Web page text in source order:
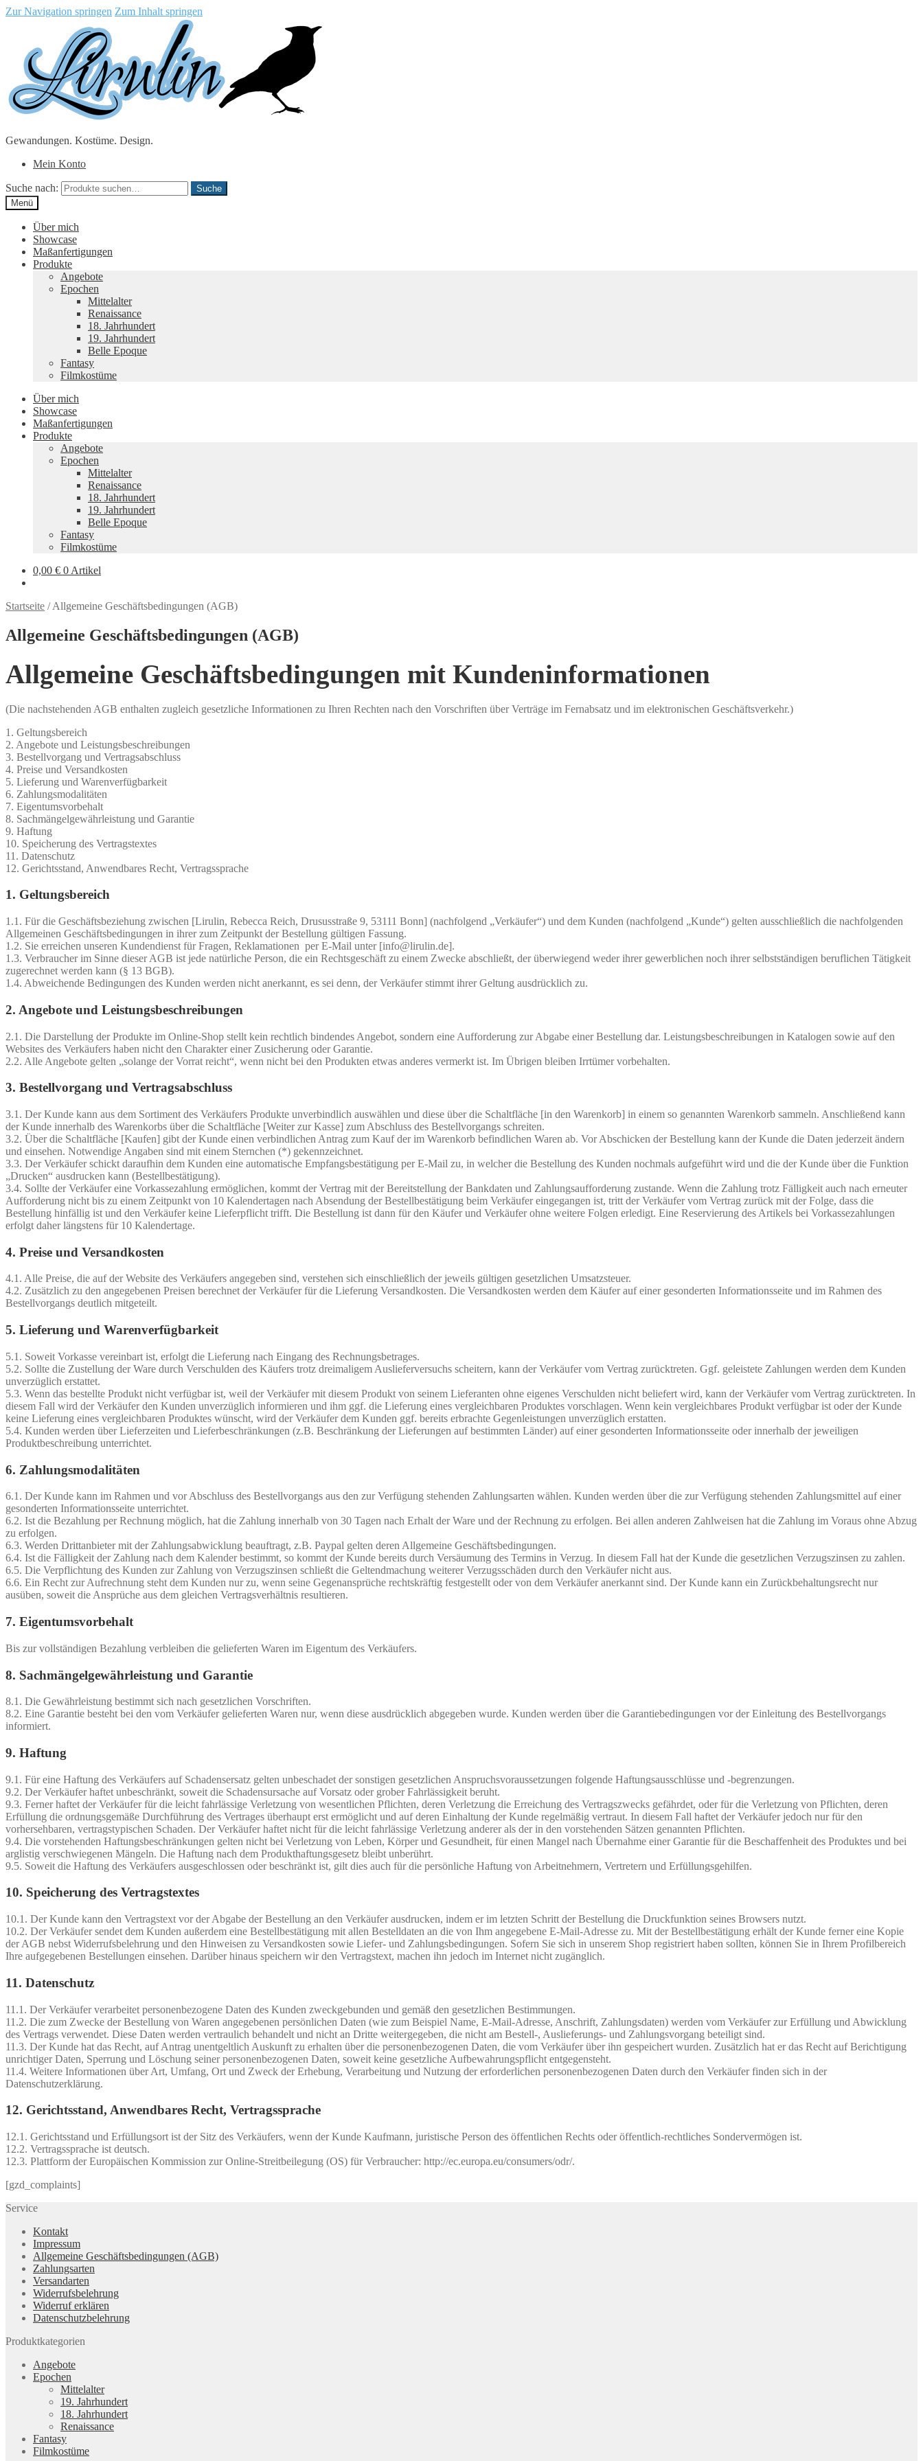
Zur Navigation springen Zum Inhalt springen
Gewandungen. Kostüme. Design.
Mein Konto
Suche nach:
Suche
Menü
Über mich
Showcase
Maßanfertigungen
Produkte
Angebote
Epochen
Mittelalter
Renaissance
18. Jahrhundert
19. Jahrhundert
Belle Epoque
Fantasy
Filmkostüme
Über mich
Showcase
Maßanfertigungen
Produkte
Angebote
Epochen
Mittelalter
Renaissance
18. Jahrhundert
19. Jahrhundert
Belle Epoque
Fantasy
Filmkostüme
0,00 € 0 Artikel
Startseite /Allgemeine Geschäftsbedingungen (AGB)
Allgemeine Geschäftsbedingungen (AGB)
Allgemeine Geschäftsbedingungen mit Kundeninformationen
(Die nachstehenden AGB enthalten zugleich gesetzliche Informationen zu Ihren Rechten nach den Vorschriften über Verträge im Fernabsatz und im elektronischen Geschäftsverkehr.)
1. Geltungsbereich
2. Angebote und Leistungsbeschreibungen
3. Bestellvorgang und Vertragsabschluss
4. Preise und Versandkosten
5. Lieferung und Warenverfügbarkeit
6. Zahlungsmodalitäten
7. Eigentumsvorbehalt
8. Sachmängelgewährleistung und Garantie
9. Haftung
10. Speicherung des Vertragstextes
11. Datenschutz
12. Gerichtsstand, Anwendbares Recht, Vertragssprache
1. Geltungsbereich
1.1. Für die Geschäftsbeziehung zwischen [Lirulin, Rebecca Reich, Drususstraße 9, 53111 Bonn] (nachfolgend „Verkäufer“) und dem Kunden (nachfolgend „Kunde“) gelten ausschließlich die nachfolgenden
Allgemeinen Geschäftsbedingungen in ihrer zum Zeitpunkt der Bestellung gültigen Fassung.
1.2. Sie erreichen unseren Kundendienst für Fragen, Reklamationen per E-Mail unter [info@lirulin.de].
1.3. Verbraucher im Sinne dieser AGB ist jede natürliche Person, die ein Rechtsgeschäft zu einem Zwecke abschließt, der überwiegend weder ihrer gewerblichen noch ihrer selbstständigen beruflichen Tätigkeit
zugerechnet werden kann (§ 13 BGB).
1.4. Abweichende Bedingungen des Kunden werden nicht anerkannt, es sei denn, der Verkäufer stimmt ihrer Geltung ausdrücklich zu.
2. Angebote und Leistungsbeschreibungen
2.1. Die Darstellung der Produkte im Online-Shop stellt kein rechtlich bindendes Angebot, sondern eine Aufforderung zur Abgabe einer Bestellung dar. Leistungsbeschreibungen in Katalogen sowie auf den
Websites des Verkäufers haben nicht den Charakter einer Zusicherung oder Garantie.
2.2. Alle Angebote gelten „solange der Vorrat reicht“, wenn nicht bei den Produkten etwas anderes vermerkt ist. Im Übrigen bleiben Irrtümer vorbehalten.
3. Bestellvorgang und Vertragsabschluss
3.1. Der Kunde kann aus dem Sortiment des Verkäufers Produkte unverbindlich auswählen und diese über die Schaltfläche [in den Warenkorb] in einem so genannten Warenkorb sammeln. Anschließend kann
der Kunde innerhalb des Warenkorbs über die Schaltfläche [Weiter zur Kasse] zum Abschluss des Bestellvorgangs schreiten.
3.2. Über die Schaltfläche [Kaufen] gibt der Kunde einen verbindlichen Antrag zum Kauf der im Warenkorb befindlichen Waren ab. Vor Abschicken der Bestellung kann der Kunde die Daten jederzeit ändern
und einsehen. Notwendige Angaben sind mit einem Sternchen (*) gekennzeichnet.
3.3. Der Verkäufer schickt daraufhin dem Kunden eine automatische Empfangsbestätigung per E-Mail zu, in welcher die Bestellung des Kunden nochmals aufgeführt wird und die der Kunde über die Funktion
„Drucken“ ausdrucken kann (Bestellbestätigung).
3.4. Sollte der Verkäufer eine Vorkassezahlung ermöglichen, kommt der Vertrag mit der Bereitstellung der Bankdaten und Zahlungsaufforderung zustande. Wenn die Zahlung trotz Fälligkeit auch nach erneuter
Aufforderung nicht bis zu einem Zeitpunkt von 10 Kalendertagen nach Absendung der Bestellbestätigung beim Verkäufer eingegangen ist, tritt der Verkäufer vom Vertrag zurück mit der Folge, dass die
Bestellung hinfällig ist und den Verkäufer keine Lieferpflicht trifft. Die Bestellung ist dann für den Käufer und Verkäufer ohne weitere Folgen erledigt. Eine Reservierung des Artikels bei Vorkassezahlungen
erfolgt daher längstens für 10 Kalendertage.
4. Preise und Versandkosten
4.1. Alle Preise, die auf der Website des Verkäufers angegeben sind, verstehen sich einschließlich der jeweils gültigen gesetzlichen Umsatzsteuer.
4.2. Zusätzlich zu den angegebenen Preisen berechnet der Verkäufer für die Lieferung Versandkosten. Die Versandkosten werden dem Käufer auf einer gesonderten Informationsseite und im Rahmen des
Bestellvorgangs deutlich mitgeteilt.
5. Lieferung und Warenverfügbarkeit
5.1. Soweit Vorkasse vereinbart ist, erfolgt die Lieferung nach Eingang des Rechnungsbetrages.
5.2. Sollte die Zustellung der Ware durch Verschulden des Käufers trotz dreimaligem Auslieferversuchs scheitern, kann der Verkäufer vom Vertrag zurücktreten. Ggf. geleistete Zahlungen werden dem Kunden
unverzüglich erstattet.
5.3. Wenn das bestellte Produkt nicht verfügbar ist, weil der Verkäufer mit diesem Produkt von seinem Lieferanten ohne eigenes Verschulden nicht beliefert wird, kann der Verkäufer vom Vertrag zurücktreten. In
diesem Fall wird der Verkäufer den Kunden unverzüglich informieren und ihm ggf. die Lieferung eines vergleichbaren Produktes vorschlagen. Wenn kein vergleichbares Produkt verfügbar ist oder der Kunde
keine Lieferung eines vergleichbaren Produktes wünscht, wird der Verkäufer dem Kunden ggf. bereits erbrachte Gegenleistungen unverzüglich erstatten.
5.4. Kunden werden über Lieferzeiten und Lieferbeschränkungen (z.B. Beschränkung der Lieferungen auf bestimmten Länder) auf einer gesonderten Informationsseite oder innerhalb der jeweiligen
Produktbeschreibung unterrichtet.
6. Zahlungsmodalitäten
6.1. Der Kunde kann im Rahmen und vor Abschluss des Bestellvorgangs aus den zur Verfügung stehenden Zahlungsarten wählen. Kunden werden über die zur Verfügung stehenden Zahlungsmittel auf einer
gesonderten Informationsseite unterrichtet.
6.2. Ist die Bezahlung per Rechnung möglich, hat die Zahlung innerhalb von 30 Tagen nach Erhalt der Ware und der Rechnung zu erfolgen. Bei allen anderen Zahlweisen hat die Zahlung im Voraus ohne Abzug
zu erfolgen.
6.3. Werden Drittanbieter mit der Zahlungsabwicklung beauftragt, z.B. Paypal gelten deren Allgemeine Geschäftsbedingungen.
6.4. Ist die Fälligkeit der Zahlung nach dem Kalender bestimmt, so kommt der Kunde bereits durch Versäumung des Termins in Verzug. In diesem Fall hat der Kunde die gesetzlichen Verzugszinsen zu zahlen.
6.5. Die Verpflichtung des Kunden zur Zahlung von Verzugszinsen schließt die Geltendmachung weiterer Verzugsschäden durch den Verkäufer nicht aus.
6.6. Ein Recht zur Aufrechnung steht dem Kunden nur zu, wenn seine Gegenansprüche rechtskräftig festgestellt oder von dem Verkäufer anerkannt sind. Der Kunde kann ein Zurückbehaltungsrecht nur
ausüben, soweit die Ansprüche aus dem gleichen Vertragsverhältnis resultieren.
7. Eigentumsvorbehalt
Bis zur vollständigen Bezahlung verbleiben die gelieferten Waren im Eigentum des Verkäufers.
8. Sachmängelgewährleistung und Garantie
8.1. Die Gewährleistung bestimmt sich nach gesetzlichen Vorschriften.
8.2. Eine Garantie besteht bei den vom Verkäufer gelieferten Waren nur, wenn diese ausdrücklich abgegeben wurde. Kunden werden über die Garantiebedingungen vor der Einleitung des Bestellvorgangs
informiert.
9. Haftung
9.1. Für eine Haftung des Verkäufers auf Schadensersatz gelten unbeschadet der sonstigen gesetzlichen Anspruchsvoraussetzungen folgende Haftungsausschlüsse und -begrenzungen.
9.2. Der Verkäufer haftet unbeschränkt, soweit die Schadensursache auf Vorsatz oder grober Fahrlässigkeit beruht.
9.3. Ferner haftet der Verkäufer für die leicht fahrlässige Verletzung von wesentlichen Pflichten, deren Verletzung die Erreichung des Vertragszwecks gefährdet, oder für die Verletzung von Pflichten, deren
Erfüllung die ordnungsgemäße Durchführung des Vertrages überhaupt erst ermöglicht und auf deren Einhaltung der Kunde regelmäßig vertraut. In diesem Fall haftet der Verkäufer jedoch nur für den
vorhersehbaren, vertragstypischen Schaden. Der Verkäufer haftet nicht für die leicht fahrlässige Verletzung anderer als der in den vorstehenden Sätzen genannten Pflichten.
9.4. Die vorstehenden Haftungsbeschränkungen gelten nicht bei Verletzung von Leben, Körper und Gesundheit, für einen Mangel nach Übernahme einer Garantie für die Beschaffenheit des Produktes und bei
arglistig verschwiegenen Mängeln. Die Haftung nach dem Produkthaftungsgesetz bleibt unberührt.
9.5. Soweit die Haftung des Verkäufers ausgeschlossen oder beschränkt ist, gilt dies auch für die persönliche Haftung von Arbeitnehmern, Vertretern und Erfüllungsgehilfen.
10. Speicherung des Vertragstextes
10.1. Der Kunde kann den Vertragstext vor der Abgabe der Bestellung an den Verkäufer ausdrucken, indem er im letzten Schritt der Bestellung die Druckfunktion seines Browsers nutzt.
10.2. Der Verkäufer sendet dem Kunden außerdem eine Bestellbestätigung mit allen Bestelldaten an die von Ihm angegebene E-Mail-Adresse zu. Mit der Bestellbestätigung erhält der Kunde ferner eine Kopie
der AGB nebst Widerrufsbelehrung und den Hinweisen zu Versandkosten sowie Liefer- und Zahlungsbedingungen. Sofern Sie sich in unserem Shop registriert haben sollten, können Sie in Ihrem Profilbereich
Ihre aufgegebenen Bestellungen einsehen. Darüber hinaus speichern wir den Vertragstext, machen ihn jedoch im Internet nicht zugänglich.
11. Datenschutz
11.1. Der Verkäufer verarbeitet personenbezogene Daten des Kunden zweckgebunden und gemäß den gesetzlichen Bestimmungen.
11.2. Die zum Zwecke der Bestellung von Waren angegebenen persönlichen Daten (wie zum Beispiel Name, E-Mail-Adresse, Anschrift, Zahlungsdaten) werden vom Verkäufer zur Erfüllung und Abwicklung
des Vertrags verwendet. Diese Daten werden vertraulich behandelt und nicht an Dritte weitergegeben, die nicht am Bestell-, Auslieferungs- und Zahlungsvorgang beteiligt sind.
11.3. Der Kunde hat das Recht, auf Antrag unentgeltlich Auskunft zu erhalten über die personenbezogenen Daten, die vom Verkäufer über ihn gespeichert wurden. Zusätzlich hat er das Recht auf Berichtigung
unrichtiger Daten, Sperrung und Löschung seiner personenbezogenen Daten, soweit keine gesetzliche Aufbewahrungspflicht entgegensteht.
11.4. Weitere Informationen über Art, Umfang, Ort und Zweck der Erhebung, Verarbeitung und Nutzung der erforderlichen personenbezogenen Daten durch den Verkäufer finden sich in der
Datenschutzerklärung.
12. Gerichtsstand, Anwendbares Recht, Vertragssprache
12.1. Gerichtsstand und Erfüllungsort ist der Sitz des Verkäufers, wenn der Kunde Kaufmann, juristische Person des öffentlichen Rechts oder öffentlich-rechtliches Sondervermögen ist.
12.2. Vertragssprache ist deutsch.
12.3. Plattform der Europäischen Kommission zur Online-Streitbeilegung (OS) für Verbraucher: http://ec.europa.eu/consumers/odr/.
[gzd_complaints]
Service
Kontakt
Impressum
Allgemeine Geschäftsbedingungen (AGB)
Zahlungsarten
Versandarten
Widerrufsbelehrung
Widerruf erklären
Datenschutzbelehrung
Produktkategorien
Angebote
Epochen
Mittelalter
19. Jahrhundert
18. Jahrhundert
Renaissance
Fantasy
Filmkostüme